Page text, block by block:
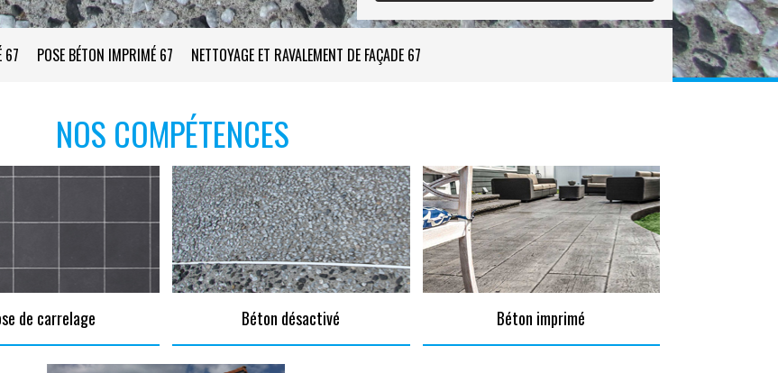
67 POSE BÉTON IMPRIMÉ 67 NETTOYAGE ET RAVALEMENT DE FAÇADE 67
NOS COMPÉTENCES
de carrelage Béton désactivé Béton imprimé